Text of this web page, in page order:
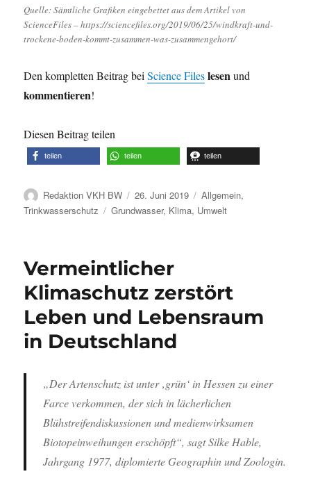
Quelle: Sämtliche Grafiken eingebettet aus dem Artikel von
ScienceFiles – https://sciencefiles.org/2019/06/25/windkraft-und-
trockene-boden-kommt-zusammen-was-zusammengehort/
Den kompletten Beitrag beiScience Files lesenund
kommentieren!
Diesen Beitrag teilen
teilen teilen teilen
Autor
Redaktion VKH BW
Veröffentlicht
am
26. Juni 2019 Kategorien
Allgemein,
Trinkwasserschutz
Schlagwörter
Grundwasser, Klima, Umwelt
Vermeintlicher
Klimaschutz zerstört
Leben und Lebensraum
in Deutschland
„Der Artenschutz ist unter ‚grün‘ in Hessen zu einer
Farce verkommen, der sich in lächerlichen
Blühstreifendiskussionen und medienwirksamen
Biotopeinweihungen erschöpft“, sagt Silke Hable,
Jahrgang 1977, diplomierte Geographin und Zoologin.